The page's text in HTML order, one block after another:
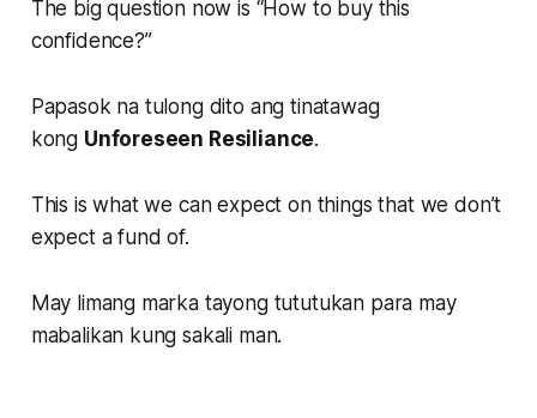
The big question now is “How to buy this
confidence?”
Papasok na tulong dito ang tinatawag
kong Unforeseen Resiliance.
This is what we can expect on things that we don’t
expect a fund of.
May limang marka tayong tututukan para may
mabalikan kung sakali man.